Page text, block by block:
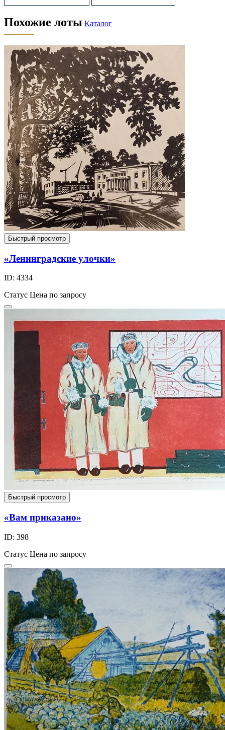
Похожие лоты Каталог
Быстрый просмотр
«Ленинградские улочки»
ID: 4334
Статус Цена по запросу
Быстрый просмотр
«Вам приказано»
ID: 398
Статус Цена по запросу